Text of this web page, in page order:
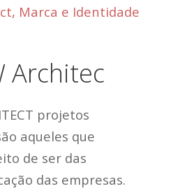
Marca e Identidade
Architec
projetos
aqueles que
de ser das
das empresas.